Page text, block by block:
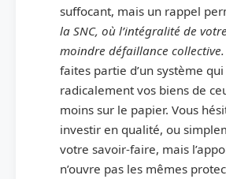
suffocant, mais un rappel
la SNC, où l’intégralité de
moindre défaillance collective.
faites partie d’un système
radicalement vos biens de
moins sur le papier. Vous
investir en qualité, ou
votre savoir-faire, mais
n’ouvre pas les mêmes